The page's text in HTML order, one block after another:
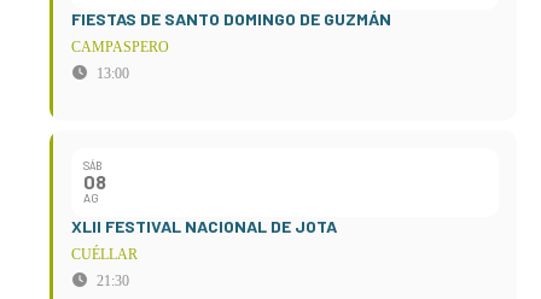
FIESTAS DE SANTO DOMINGO DE GUZMÁN
CAMPASPERO
13:00
SÁB
08
AG
XLII FESTIVAL NACIONAL DE JOTA
CUÉLLAR
21:30